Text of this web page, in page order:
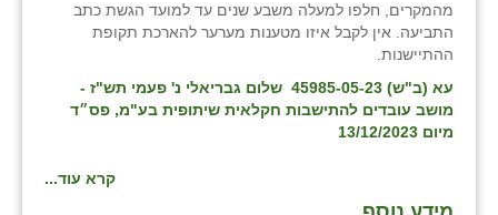
מהמקרים, חלפו למעלה משבע שנים עד למועד הגשת כתב
התביעה. אין לקבל איזו מטענות מערער להארכת תקופת
ההתיישנות.
עא (ב"ש) 45985-05-23 שלום גבריאלי נ' פעמי תש"ז -
מושב עובדים להתישבות חקלאית שיתופית בע"מ, פס״ד
מיום 13/12/2023
קרא עוד...
בוסתן הגליל